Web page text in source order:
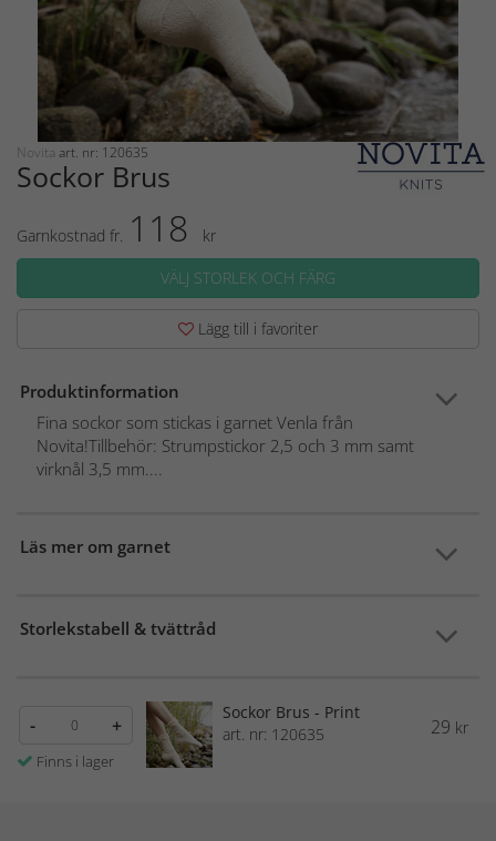
Novita art. nr: 120635
Sockor Brus
Garnkostnad fr. 118
kr
VÄLJ STORLEK OCH FÄRG
Lägg till i favoriter
Produktinformation
Fina sockor som stickas i garnet Venla från
Novita!Tillbehör: Strumpstickor 2,5 och 3 mm samt
virknål 3,5 mm....
Läs mer om garnet
Storlekstabell & tvättråd
- +
Finns i lager
Sockor Brus - Print
art. nr: 120635
29 kr